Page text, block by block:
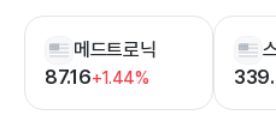
메드트로닉
87.16+1.44%